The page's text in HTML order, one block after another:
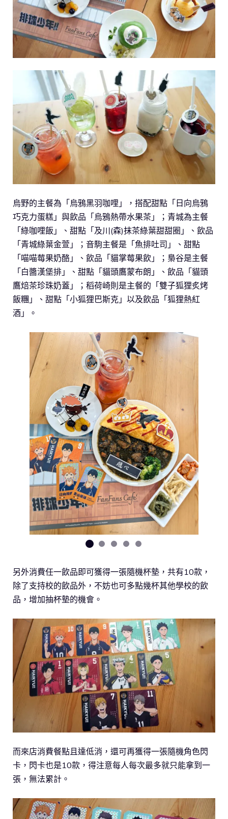
烏野的主餐為「烏鴉黑羽咖哩」，搭配甜點「日向烏鴉
巧克力蛋糕」與飲品「烏鴉熱帶水果茶」；青城為主餐
「綠咖哩飯」、甜點「及川(森)抹茶綠葉甜甜圈」、飲品
「青城綠葉金萱」；音駒主餐是「魚排吐司」、甜點
「喵喵莓果奶酪」、飲品「貓掌莓果飲」；梟谷是主餐
「白醬漢堡排」、甜點「貓頭鷹蒙布朗」、飲品「貓頭
鷹焙茶珍珠奶蓋」；稻荷崎則是主餐的「雙子狐狸炙烤
飯糰」、甜點「小狐狸巴斯克」以及飲品「狐狸熱紅
酒」。
另外消費任一飲品即可獲得一張隨機杯墊，共有10款，
除了支持校的飲品外，不妨也可多點幾杯其他學校的飲
品，增加抽杯墊的機會。
而來店消費餐點且達低消，還可再獲得一張隨機角色閃
卡，閃卡也是10款，得注意每人每次最多就只能拿到一
張，無法累計。